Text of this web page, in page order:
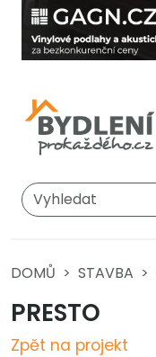
DOMŮ STAVBA
PRESTO
Zpět na projekt